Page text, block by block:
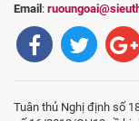
Email :
Tuân thủ Nghị định số